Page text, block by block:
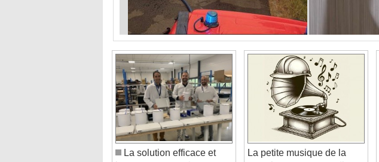
La solution efficace et
innovante contre les
La petite musique de la
semaine : vous avez dit